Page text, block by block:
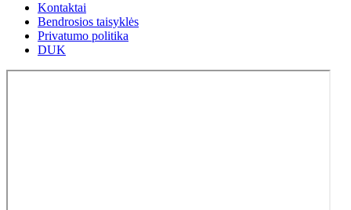
Kontaktai
Bendrosios taisyklės
Privatumo politika
DUK